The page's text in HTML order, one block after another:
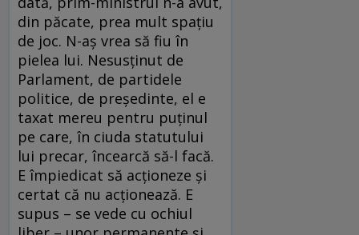
din păcate, prea mult spaţiu
de joc. N-aş vrea să fiu în
pielea lui. Nesusţinut de
Parlament, de partidele
politice, de preşedinte, el e
taxat mereu pentru puţinul
pe care, în ciuda statutului
lui precar, încearcă să-l facă.
E împiedicat să acţioneze şi
certat că nu acţionează. E
supus – se vede cu ochiul